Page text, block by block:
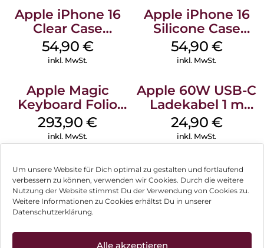
Um unsere Website für Dich optimal zu gestalten und fortlaufend
verbessern zu können, verwenden wir Cookies. Durch die weitere
Nutzung der Website stimmst Du der Verwendung von Cookies zu.
Weitere Informationen zu Cookies erhältst Du in unserer
Datenschutzerklärung.
Alle akzeptieren
Apple iPhone 16
Clear Case
MagSafe
Transparent
54,90 €
inkl. MwSt.
Apple iPhone 16
Silicone Case
MagSafe Lake
Green
54,90 €
inkl. MwSt.
Apple Magic
Keyboard Folio
iPad 10.9″ (10.Gen.)
Weiß
293,90€
inkl. MwSt.
Apple 60W USB-C
Ladekabel 1 m
Weiß
24,90 €
inkl. MwSt.
Impressum